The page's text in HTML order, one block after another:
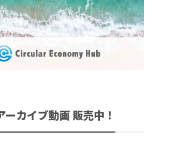
ーカイブ動画 販売中！